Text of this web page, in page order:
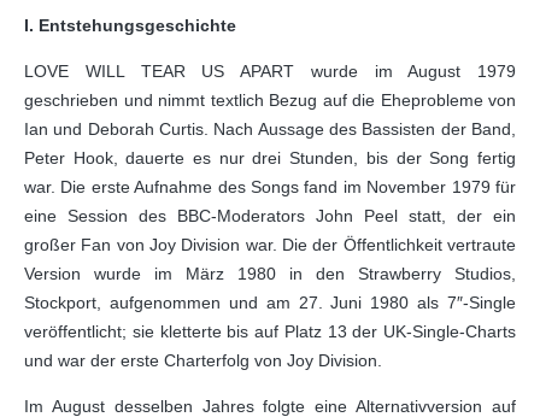
I. Entstehungsgeschichte
LOVE WILL TEAR US APART wurde im August 1979
geschrieben und nimmt textlich Bezug auf die Eheprobleme von
Ian und Deborah Curtis. Nach Aussage des Bassisten der Band,
Peter Hook, dauerte es nur drei Stunden, bis der Song fertig
war. Die erste Aufnahme des Songs fand im November 1979 für
eine Session des BBC-Moderators John Peel statt, der ein
großer Fan von Joy Division war. Die der Öffentlichkeit vertraute
Version wurde im März 1980 in den Strawberry Studios,
Stockport, aufgenommen und am 27. Juni 1980 als 7″-Single
veröffentlicht; sie kletterte bis auf Platz 13 der UK-Single-Charts
und war der erste Charterfolg von Joy Division.
Im August desselben Jahres folgte eine Alternativversion auf